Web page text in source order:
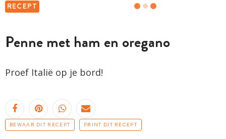
RECEPT
Penne met ham en oregano
Proef Italië op je bord!
BEWAAR DIT RECEPT PRINT DIT RECEPT